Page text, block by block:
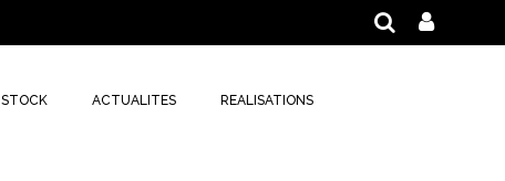
STOCK ACTUALITES REALISATIONS